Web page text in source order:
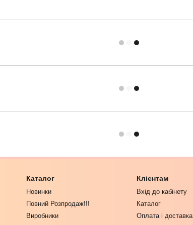
Каталог
Новинки
Повний Розпродаж!!!
Виробники
Клієнтам
Вхід до кабінету
Каталог
Оплата і доставка